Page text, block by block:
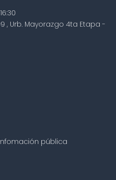
, Urb. Mayorazgo 4ta Etapa -
pública